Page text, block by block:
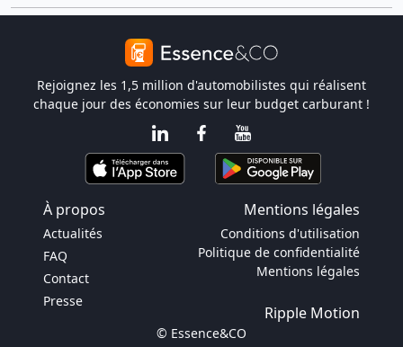
Rejoignez les 1,5 million d'automobilistes qui réalisent
chaque jour des économies sur leur budget carburant !
À propos Mentions légales
Actualités
FAQ
Contact
Presse
Conditions d'utilisation
Politique de confidentialité
Mentions légales
Ripple Motion
© Essence&CO